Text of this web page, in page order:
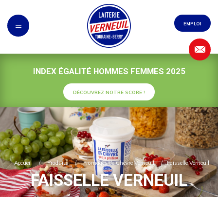
= EMPLOI
INDEX ÉGALITÉ HOMMES FEMMES 2025
DÉCOUVREZ NOTRE SCORE !
Accueil / Produits / Fromages de Chèvre Verneuil / Faisselle Verneuil
FAISSELLE VERNEUIL
Panneau de gestion des cookies